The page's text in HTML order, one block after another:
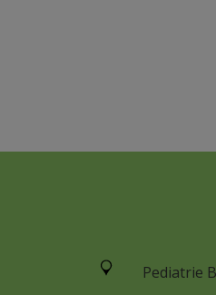
Pediatrie